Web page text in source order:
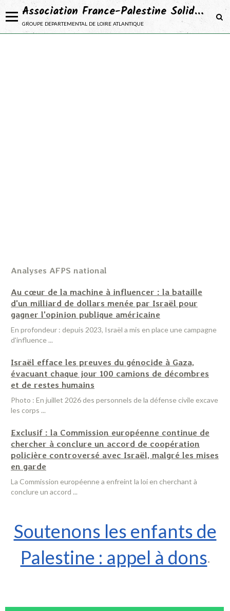
Association France-Palestine Solidarité 44
groupe departemental de loire atlantique
Analyses AFPS national
Au cœur de la machine à influencer : la bataille
d'un milliard de dollars menée par Israël pour
gagner l'opinion publique américaine
En profondeur : depuis 2023, Israël a mis en place une campagne
d'influence ...
Israël efface les preuves du génocide à Gaza,
évacuant chaque jour 100 camions de décombres
et de restes humains
Photo : En juillet 2026 des personnels de la défense civile excave
les corps ...
Exclusif : la Commission européenne continue de
chercher à conclure un accord de coopération
policière controversé avec Israël, malgré les mises
en garde
La Commission européenne a enfreint la loi en cherchant à
conclure un accord ...
Soutenons les enfants de
Palestine : appel à dons-